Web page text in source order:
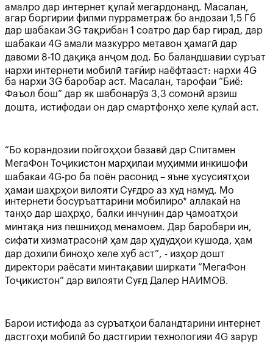
амалро дар интернет қулай мегардонанд. Масалан,
агар боргирии филми пурраметраж бо андозаи 1,5 Гб
дар шабакаи 3G тақрибан 1 соатро дар бар гирад, дар
шабакаи 4G амали мазкурро метавон ҳамагӣ дар
давоми 8-10 дақиқа анҷом дод. Бо баландшавии суръат
нархи интернети мобилӣ тағйир наёфтааст: нархи 4G
ба нархи 3G баробар аст. Масалан, тарофаи “Биё:
Фаъол бош” дар як шабонарӯз 3,3 сомонӣ арзиш
дошта, истифодаи он дар смартфонҳо хеле қулай аст.
“Бо корандозии пойгоҳҳои базавӣ дар Спитамен
МегаФон Тоҷикистон марҳилаи муҳимми инкишофи
шабакаи 4G-ро ба поён расонид – яъне хусусиятҳои
ҳамаи шаҳрҳои вилояти Суғдро аз худ намуд. Мо
интернети босуръаттарини мобилиро* аллакай на
танҳо дар шаҳрҳо, балки инчунин дар ҷамоатҳои
минтақа низ пешниҳод менамоем. Дар баробари ин,
сифати хизматрасонӣ ҳам дар ҳудудҳои кушода, ҳам
дар дохили биноҳо хеле хуб аст”, - изҳор дошт
директори раёсати минтақавии ширкати “МегаФон
Тоҷикистон” дар вилояти Суғд Далер НАИМОВ.
Барои истифода аз суръатҳои баландтарини интернет
дастгоҳи мобилӣ бо дастгирии технологияи 4G зарур